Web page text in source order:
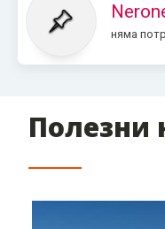
няма
Полезни